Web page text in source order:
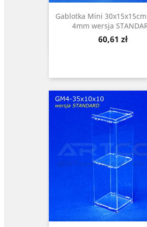
Gablotka Mini
4mm wersja
Cena
60,61 zł